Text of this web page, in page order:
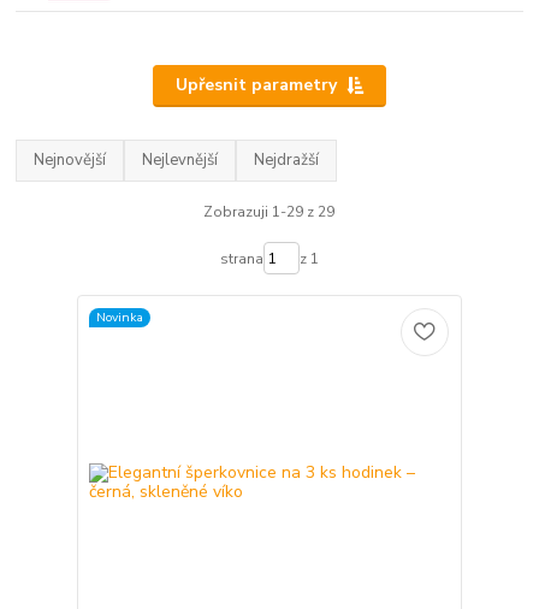
Upřesnit parametry
Nejnovější Nejlevnější Nejdražší
Zobrazuji 1-29 z 29
strana z 1
Novinka